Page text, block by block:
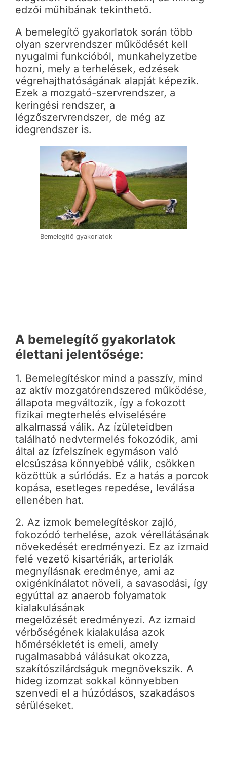
edzői műhibának tekinthető.
A bemelegítő gyakorlatok során több
olyan szervrendszer működését kell
nyugalmi funkcióból, munkahelyzetbe
hozni, mely a terhelések, edzések
végrehajthatóságának alapját képezik.
Ezek a mozgató-szervrendszer, a
keringési rendszer, a
légzőszervrendszer, de még az
idegrendszer is.
Bemelegítő gyakorlatok
A bemelegítő gyakorlatok
élettani jelentősége:
1. Bemelegítéskor mind a passzív, mind
az aktív mozgatórendszered működése,
állapota megváltozik, így a fokozott
fizikai megterhelés elviselésére
alkalmassá válik. Az ízületeidben
található nedvtermelés fokozódik, ami
által az ízfelszínek egymáson való
elcsúszása könnyebbé válik, csökken
közöttük a súrlódás. Ez a hatás a porcok
kopása, esetleges repedése, leválása
ellenében hat.
2. Az izmok bemelegítéskor zajló,
fokozódó terhelése, azok vérellátásának
növekedését eredményezi. Ez az izmaid
felé vezető kisartériák, arteriolák
megnyílásnak eredménye, ami az
oxigénkínálatot növeli, a savasodási, így
egyúttal az anaerob folyamatok
kialakulásának
megelőzését eredményezi. Az izmaid
vérbőségének kialakulása azok
hőmérsékletét is emeli, amely
rugalmasabbá válásukat okozza,
szakítószilárdságuk megnövekszik. A
hideg izomzat sokkal könnyebben
szenvedi el a húzódásos, szakadásos
sérüléseket.